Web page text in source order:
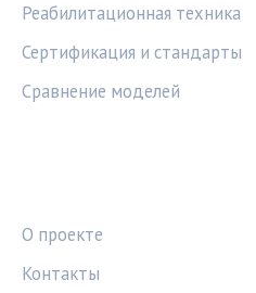
Реабилитационная техника
Сертификация и стандарты
Сравнение моделей
О проекте
Контакты